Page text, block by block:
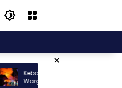
×
Kebakaran Hebat Melanda Rumah
Warga di Gang Nelayan Sungai